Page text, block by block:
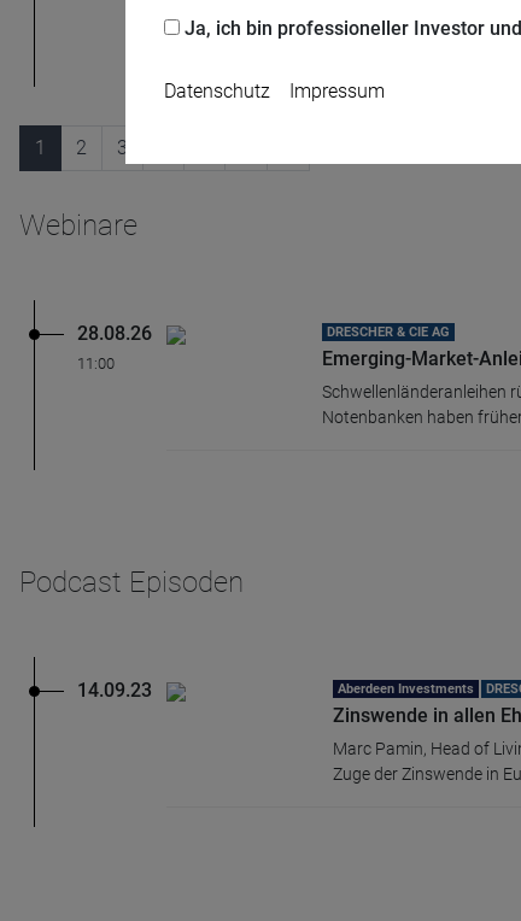
Anleihen aus Frontier
1 2 3
Webinare
28.08.26
11:00
DRESCHER & CIE AG
Emerging-Market-
Schwellenländeranleihen
Notenbanken haben
Podcast Episoden
14.09.23 Aberdeen Investments
Zinswende in allen
Marc Pamin, Head of
Zuge der Zinswende in
Ja, ich bin professioneller Investor
Datenschutz Impressum
Ablauf
1 Jahr